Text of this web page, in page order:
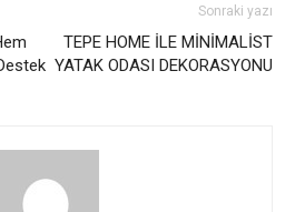
Sonraki yazı
TEPE HOME İLE MİNİMALİST
YATAK ODASI DEKORASYONU